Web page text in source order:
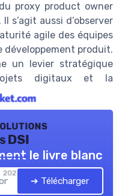
proxy product owner
s’agit aussi d’observer
agile des équipes
développement produit.
un levier stratégique
digitaux et la
DSI
le livre blanc
➔ Télécharger